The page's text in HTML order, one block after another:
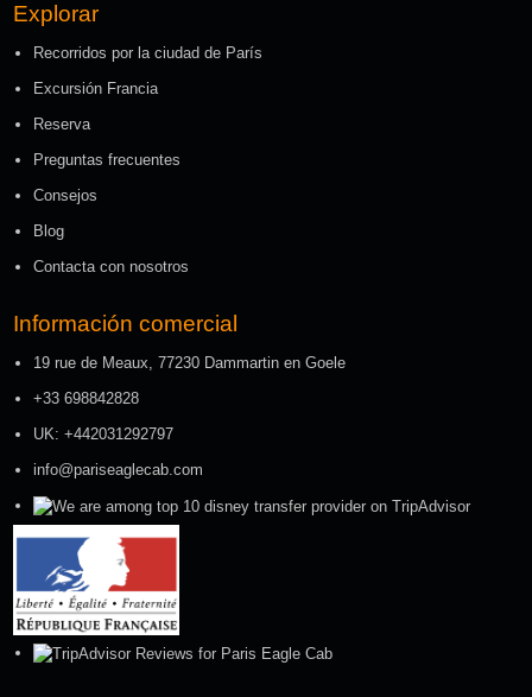
Explorar
Recorridos por la ciudad de París
Excursión Francia
Reserva
Preguntas frecuentes
Consejos
Blog
Contacta con nosotros
Información comercial
19 rue de Meaux, 77230 Dammartin en Goele
+33 698842828
UK: +442031292797
info@pariseaglecab.com